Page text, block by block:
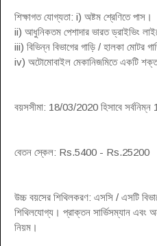
শিক্ষাগত যোগ্যতা: i) অষ্টম শ্রেণিতে পাস।
ii) আধুনিকতম পেশাদার ভারত ড্রাইভিং
iii) বিভিন্ন বিভাগের গাড়ি / হালকা মোটর
iv) অটোমোবাইল মেকানিজমিতে একটি শক্ত
বয়সসীমা: 18/03/2020 হিসাবে
বেতন স্কেল: Rs.5400 - Rs.25200
উচ্চ বয়সের শিথিলকরণ: এসসি / এসটি
শিথিলযোগ্য। প্রাক্তন সার্ভিসম্যান এবং
নিয়ম।